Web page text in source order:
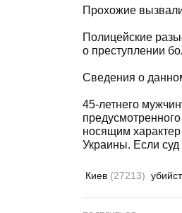
Прохожие
Полицейские
о преступлении
Сведения о
45-летнего
носящим
Украины. Если суд
Киев (27213)